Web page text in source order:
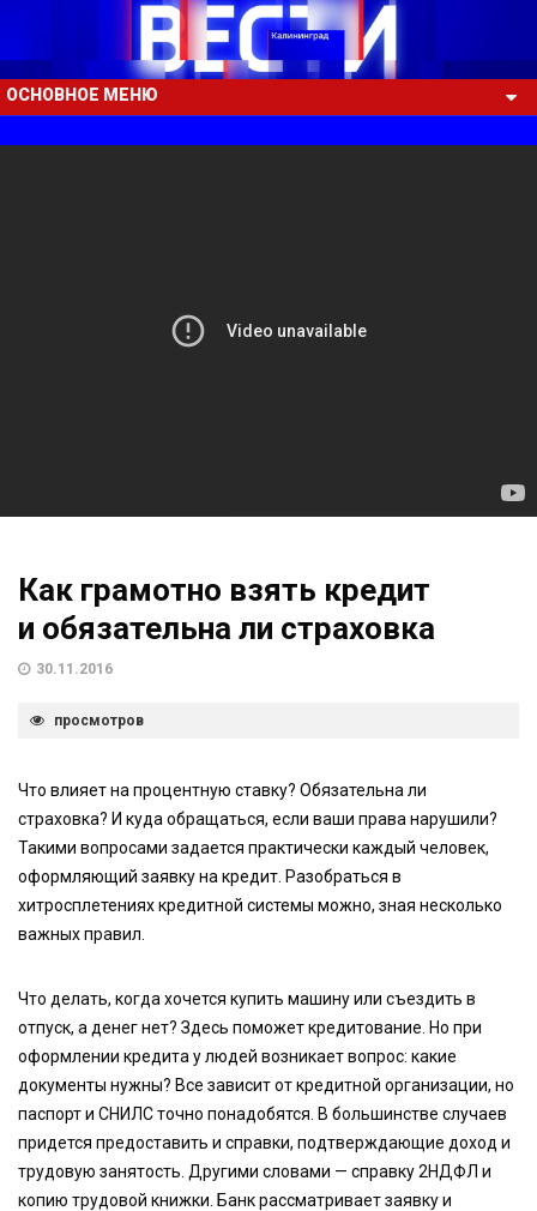
ОСНОВНОЕ МЕНЮ
Как грамотно взять кредит
и обязательна ли страховка
30.11.2016
просмотров
Что влияет на процентную ставку? Обязательна ли
страховка? И куда обращаться, если ваши права нарушили?
Такими вопросами задается практически каждый человек,
оформляющий заявку на кредит. Разобраться в
хитросплетениях кредитной системы можно, зная несколько
важных правил.
Что делать, когда хочется купить машину или съездить в
отпуск, а денег нет? Здесь поможет кредитование. Но при
оформлении кредита у людей возникает вопрос: какие
документы нужны? Все зависит от кредитной организации, но
паспорт и СНИЛС точно понадобятся. В большинстве случаев
придется предоставить и справки, подтверждающие доход и
трудовую занятость. Другими словами — справку 2НДФЛ и
копию трудовой книжки. Банк рассматривает заявку и